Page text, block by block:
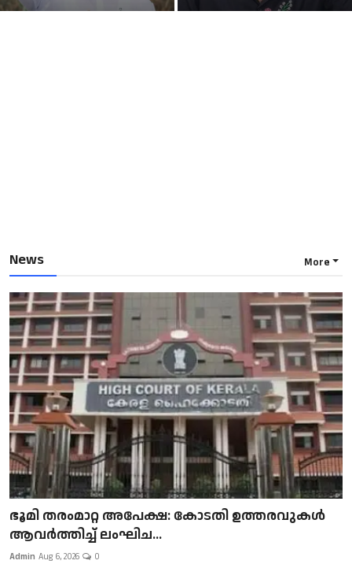
News More
ഭൂമി തരംമാറ്റ അപേക്ഷ: കോടതി ഉത്തരവുകൾ
ആവർത്തിച്ച് ലംഘിച...
Admin Aug 6, 2026 0